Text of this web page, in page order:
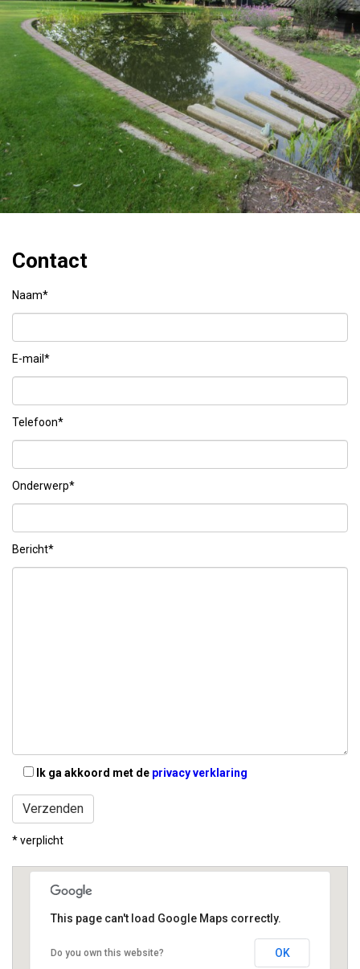
Contact
Naam*
E-mail*
Telefoon*
Onderwerp*
Bericht*
Ik ga akkoord met de privacy verklaring
* verplicht
This page can't load Google Maps correctly.
Do you own this website? OK